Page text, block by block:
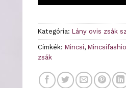
Kategória: Lány ovis zsák
Címkék: Mincsi,
zsák